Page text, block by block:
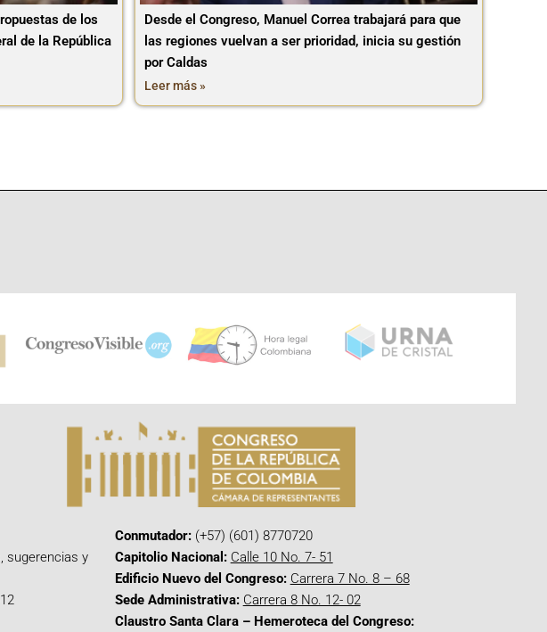
de los
de la República
Desde el Congreso, Manuel Correa trabajará para que
las regiones vuelvan a ser prioridad, inicia su gestión
por Caldas
Leer más »
sugerencias y
Conmutador:(+57) (601) 8770720
Capitolio Nacional: Calle 10 No. 7- 51
Edificio Nuevo del Congreso: Carrera 7 No. 8 – 68
Sede Administrativa: Carrera 8 No. 12- 02
Claustro Santa Clara – Hemeroteca del Congreso: